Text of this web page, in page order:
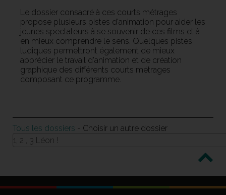
Le dossier consacré à ces courts métrages
propose plusieurs pistes d'animation pour aider les
jeunes spectateurs à se souvenir de ces films et à
en mieux comprendre le sens. Quelques pistes
ludiques permettront également de mieux
apprécier le travail d'animation et de création
graphique des différents courts métrages
composant ce programme.
Tous les dossiers - Choisir un autre dossier
1, 2 , 3 Léon !